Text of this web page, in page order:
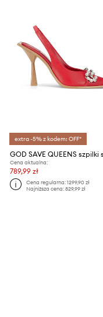
extra -5% z kodem: OFF*
Cena aktualna:
789,99 zł
Cena regularna:1299,90 zł
Najniższa cena:829,99 zł